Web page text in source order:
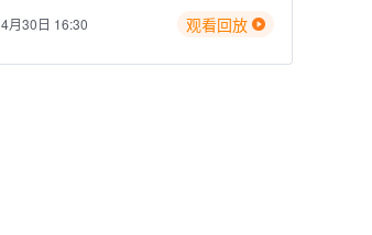
4月30日 16:30 观看回放